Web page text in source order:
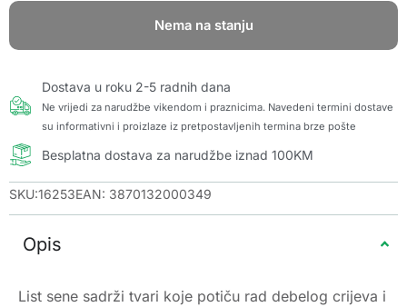
Nema na stanju
Dostava u roku 2-5 radnih dana
Ne vrijedi za narudžbe vikendom i praznicima. Navedeni termini dostave
su informativni i proizlaze iz pretpostavljenih termina brze pošte
Besplatna dostava za narudžbe iznad 100KM
SKU:16253EAN: 3870132000349
Opis
List sene sadrži tvari koje potiču rad debelog crijeva i